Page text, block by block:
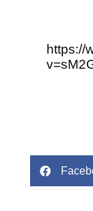
https://